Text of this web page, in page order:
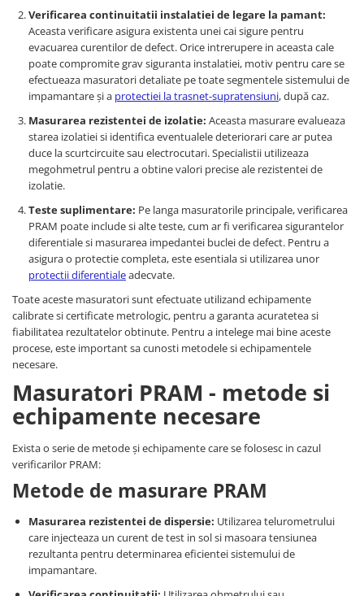
Tuburi protectie rigide
Iluminat
Stalpi de iluminat
Stalpi cu flansa
Verificarea continuitatii instalatiei de legare la pamant:
Aceasta verificare asigura existenta unei cai sigure pentru
evacuarea curentilor de defect. Orice intrerupere in aceasta cale
poate compromite grav siguranta instalatiei, motiv pentru care se
efectueaza masuratori detaliate pe toate segmentele sistemului de
impamantare și a protectiei la trasnet-supratensiuni, după caz.
Masurarea rezistentei de izolatie: Aceasta masurare evalueaza
starea izolatiei si identifica eventualele deteriorari care ar putea
duce la scurtcircuite sau electrocutari. Specialistii utilizeaza
megohmetrul pentru a obtine valori precise ale rezistentei de
izolatie.
Teste suplimentare: Pe langa masuratorile principale, verificarea
PRAM poate include si alte teste, cum ar fi verificarea sigurantelor
diferentiale si masurarea impedantei buclei de defect. Pentru a
asigura o protectie completa, este esentiala si utilizarea unor
protectii diferentialeadecvate.
Toate aceste masuratori sunt efectuate utilizand echipamente
calibrate si certificate metrologic, pentru a garanta acuratetea si
fiabilitatea rezultatelor obtinute. Pentru a intelege mai bine aceste
procese, este important sa cunosti metodele si echipamentele
necesare.
Masuratori PRAM - metode si
echipamente necesare
Exista o serie de metode și echipamente care se folosesc in cazul
verificarilor PRAM:
Metode de masurare PRAM
Masurarea rezistentei de dispersie: Utilizarea telurometrului
care injecteaza un curent de test in sol si masoara tensiunea
rezultanta pentru determinarea eficientei sistemului de
impamantare.